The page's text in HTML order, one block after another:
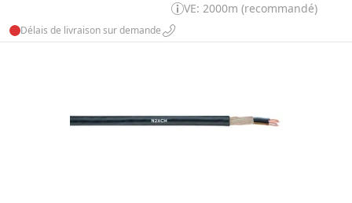
VE: 2000m (recommandé)
Délais de livraison sur demande